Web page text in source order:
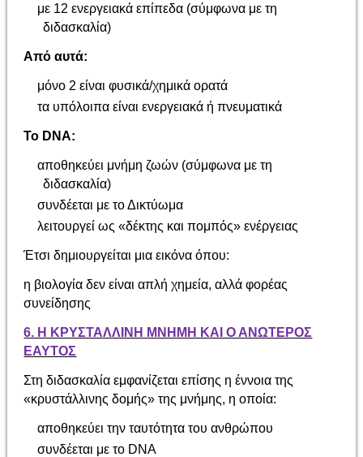
με 12 ενεργειακά επίπεδα (σύμφωνα με τη
διδασκαλία)
Από αυτά:
μόνο 2 είναι φυσικά/χημικά ορατά
τα υπόλοιπα είναι ενεργειακά ή πνευματικά
Το DNA:
αποθηκεύει μνήμη ζωών (σύμφωνα με τη
διδασκαλία)
συνδέεται με το Δικτύωμα
λειτουργεί ως «δέκτης και πομπός» ενέργειας
Έτσι δημιουργείται μια εικόνα όπου:
η βιολογία δεν είναι απλή χημεία, αλλά φορέας
συνείδησης
6. Η ΚΡΥΣΤΑΛΛΙΝΗ ΜΝΗΜΗ ΚΑΙ Ο ΑΝΩΤΕΡΟΣ
ΕΑΥΤΟΣ
Στη διδασκαλία εμφανίζεται επίσης η έννοια της
«κρυστάλλινης δομής» της μνήμης, η οποία:
αποθηκεύει την ταυτότητα του ανθρώπου
συνδέεται με το DNA